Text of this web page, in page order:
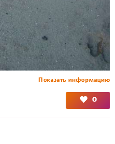
Показать информацию
0